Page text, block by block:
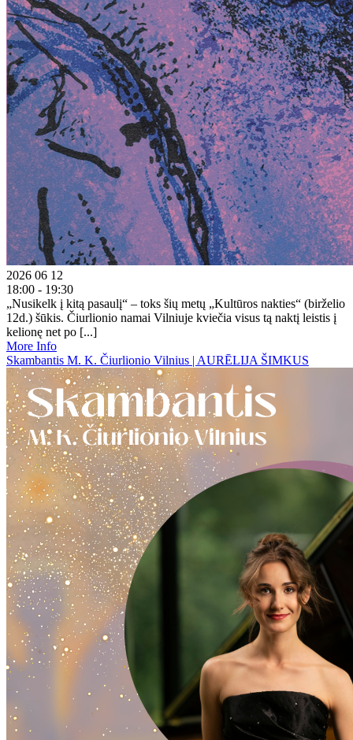
2026 06 12
18:00 - 19:30
„Nusikelk į kitą pasaulį“ – toks šių metų „Kultūros nakties“ (birželio
12d.) šūkis. Čiurlionio namai Vilniuje kviečia visus tą naktį leistis į
kelionę net po [...]
More Info
Skambantis M. K. Čiurlionio Vilnius | AURĒLIJA ŠIMKUS